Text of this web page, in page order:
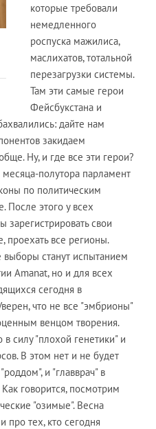
которые требовали
немедленного
роспуска мажилиса,
маслихатов, тотальной
перезагрузки системы.
Там эти самые герои
Фейсбукстана и
дайте нам
закидаем
Ну, и где все эти герои?
полутора парламент
по политическим
После этого у всех
свои
проехать все регионы.
станут испытанием
Amanat, но и для всех
сегодня в
что не все "эмбрионы"
венцом творения.
силу "плохой генетики" и
В этом нет и не будет
и "главврач" в
говорится, посмотрим
"озимые". Весна
про тех, кто сегодня